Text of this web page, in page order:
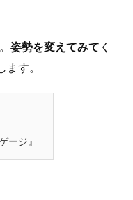
姿勢を変えてみて く
す。
ージ』